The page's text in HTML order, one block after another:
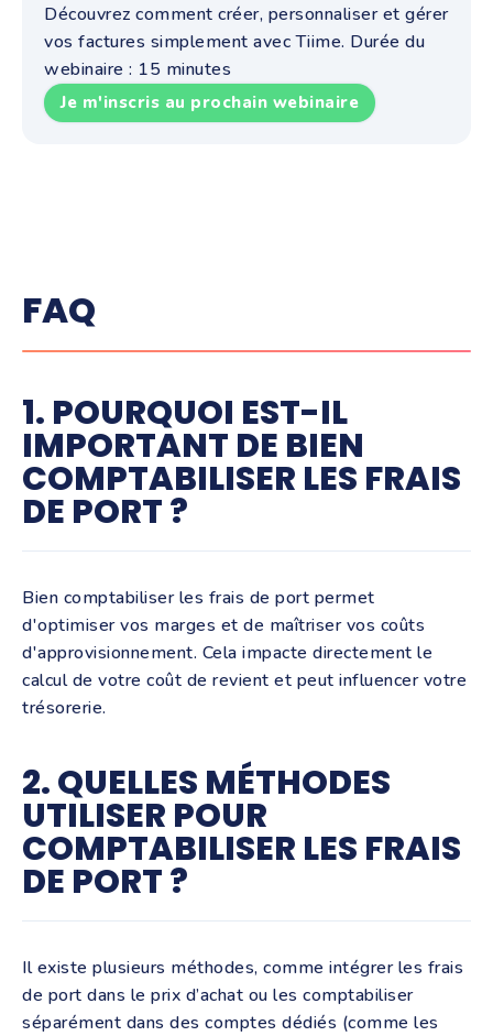
Découvrez comment créer, personnaliser et gérer
vos factures simplement avec Tiime. Durée du
webinaire : 15 minutes
Je m'inscris au prochain webinaire
FAQ
1. POURQUOI EST-IL
IMPORTANT DE BIEN
COMPTABILISER LES FRAIS
DE PORT ?
Bien comptabiliser les frais de port permet
d'optimiser vos marges et de maîtriser vos coûts
d'approvisionnement. Cela impacte directement le
calcul de votre coût de revient et peut influencer votre
trésorerie.
2. QUELLES MÉTHODES
UTILISER POUR
COMPTABILISER LES FRAIS
DE PORT ?
Il existe plusieurs méthodes, comme intégrer les frais
de port dans le prix d’achat ou les comptabiliser
séparément dans des comptes dédiés (comme les